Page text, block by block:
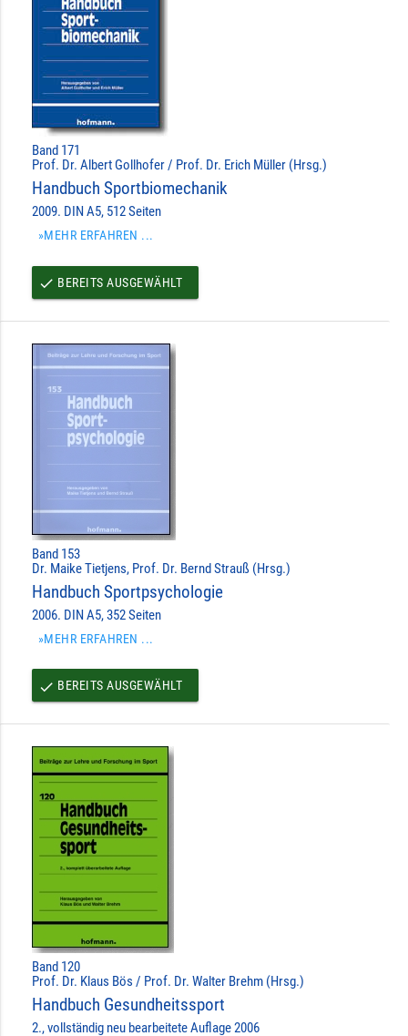
Band 171
Prof. Dr. Albert Gollhofer / Prof. Dr. Erich Müller (Hrsg.)
Handbuch Sportbiomechanik
2009. DIN A5, 512 Seiten
»MEHR ERFAHREN ...
done BEREITS AUSGEWÄHLT
Band 153
Dr. Maike Tietjens, Prof. Dr. Bernd Strauß (Hrsg.)
Handbuch Sportpsychologie
2006. DIN A5, 352 Seiten
»MEHR ERFAHREN ...
done BEREITS AUSGEWÄHLT
Band 120
Prof. Dr. Klaus Bös / Prof. Dr. Walter Brehm (Hrsg.)
Handbuch Gesundheitssport
2., vollständig neu bearbeitete Auflage 2006